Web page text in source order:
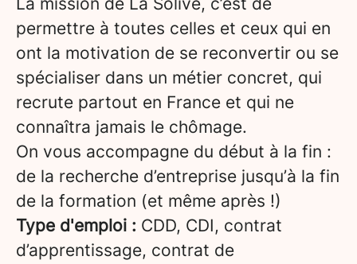
permettre à toutes celles et ceux qui en
ont la motivation de se reconvertir ou se
spécialiser dans un métier concret, qui
recrute partout en France et qui ne
connaîtra jamais le chômage.
On vous accompagne du début à la fin :
de la recherche d’entreprise jusqu’à la fin
de la formation (et même après !)
Type d'emploi : CDD, CDI, contrat
d’apprentissage, contrat de